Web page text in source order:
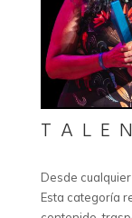
Desde
Esta categoría